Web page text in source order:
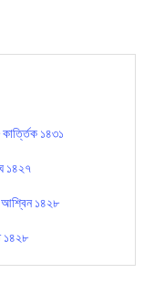
১৪৩১
১৪২৭
আশ্বিন ১৪২৮
১৪২৮